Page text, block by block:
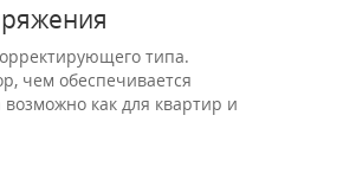
типа.
чем обеспечивается
как для квартир и